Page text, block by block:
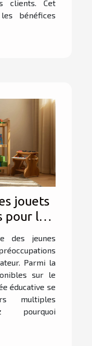
clients. Cet
bénéfices
jouets
pour les
des jeunes
Parmi la
sur le
éducative se
multiples
pourquoi